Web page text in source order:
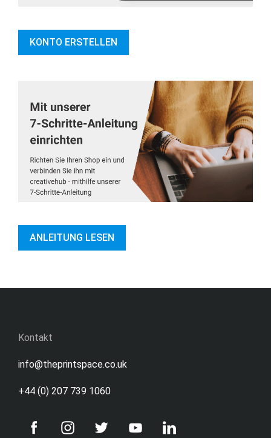
KONTO ERSTELLEN
ANLEITUNG LESEN
Kontakt
info@theprintspace.co.uk
+44 (0) 207 739 1060